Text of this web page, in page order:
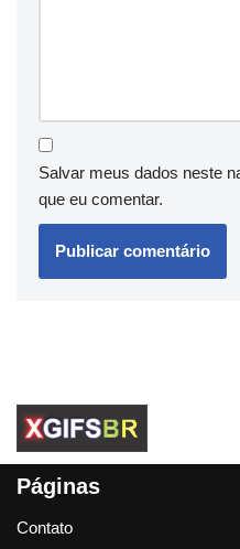
Salvar meus dados neste
que eu comentar.
Páginas
Contato